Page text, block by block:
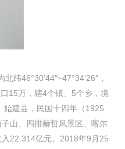
46°30′44″~47°34′26″，
15万，辖4个镇、5个乡，境
始建县，民国十四年（1925
山、四排赫哲风景区、喀尔
22.314亿元。2018年9月25